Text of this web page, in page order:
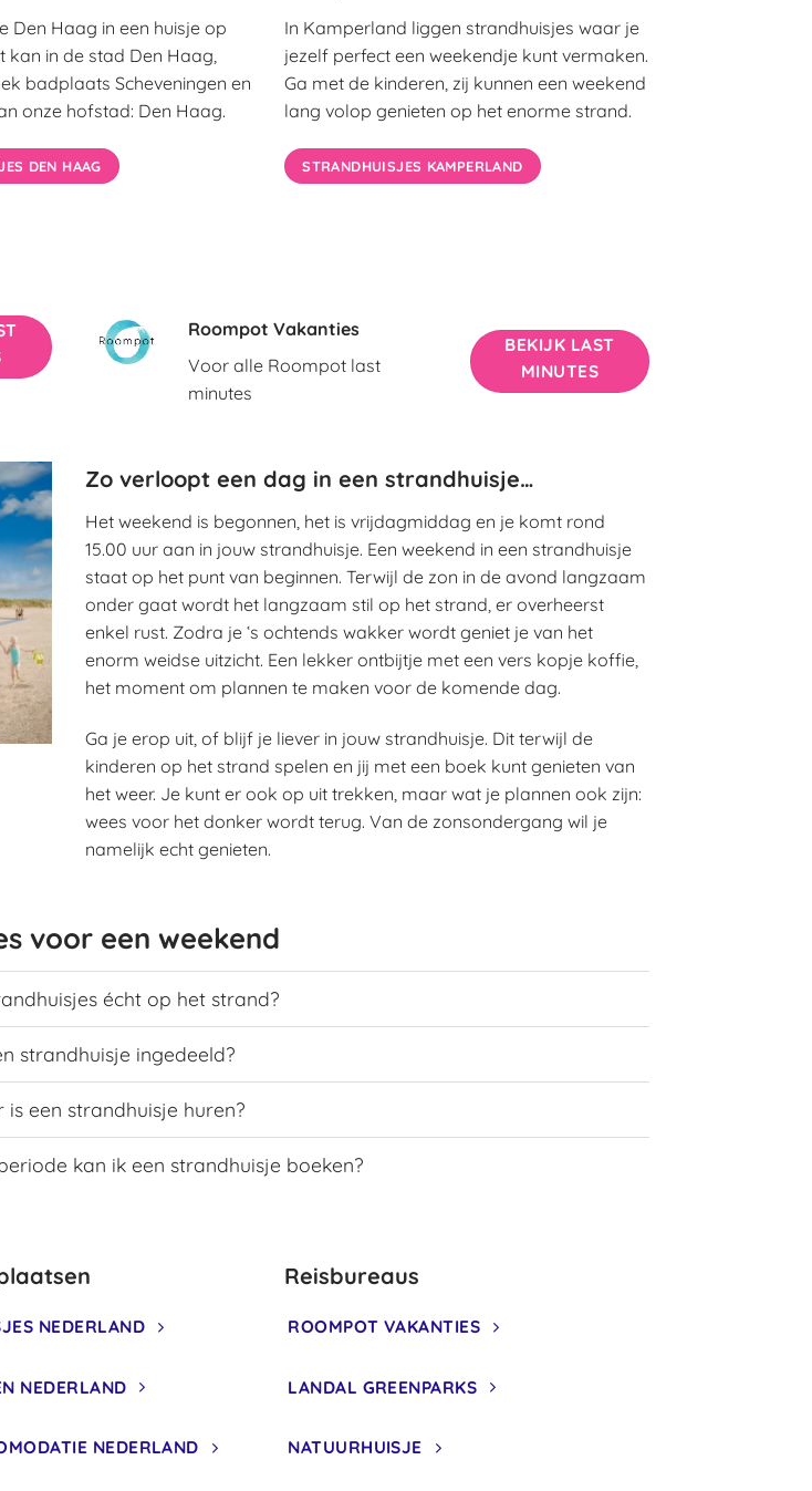
Den Haag in een huisje op
kan in de stad Den Haag,
badplaats Scheveningen en
onze hofstad: Den Haag.
DEN HAAG
In Kamperland liggen strandhuisjes waar je
jezelf perfect een weekendje kunt vermaken.
Ga met de kinderen, zij kunnen een weekend
lang volop genieten op het enorme strand.
STRANDHUISJES KAMPERLAND
Roompot Vakanties
Voor alle Roompot last
minutes
BEKIJK LAST
MINUTES
Zo verloopt een dag in een strandhuisje…
Het weekend is begonnen, het is vrijdagmiddag en je komt rond
15.00 uur aan in jouw strandhuisje. Een weekend in een strandhuisje
staat op het punt van beginnen. Terwijl de zon in de avond langzaam
onder gaat wordt het langzaam stil op het strand, er overheerst
enkel rust. Zodra je ‘s ochtends wakker wordt geniet je van het
enorm weidse uitzicht. Een lekker ontbijtje met een vers kopje koffie,
het moment om plannen te maken voor de komende dag.
Ga je erop uit, of blijf je liever in jouw strandhuisje. Dit terwijl de
kinderen op het strand spelen en jij met een boek kunt genieten van
het weer. Je kunt er ook op uit trekken, maar wat je plannen ook zijn:
wees voor het donker wordt terug. Van de zonsondergang wil je
namelijk echt genieten.
voor een weekend
écht op het strand?
strandhuisje ingedeeld?
is een strandhuisje huren?
kan ik een strandhuisje boeken?
NEDERLAND
NEDERLAND
NEDERLAND
Reisbureaus
ROOMPOT VAKANTIES
LANDAL GREENPARKS
NATUURHUISJE